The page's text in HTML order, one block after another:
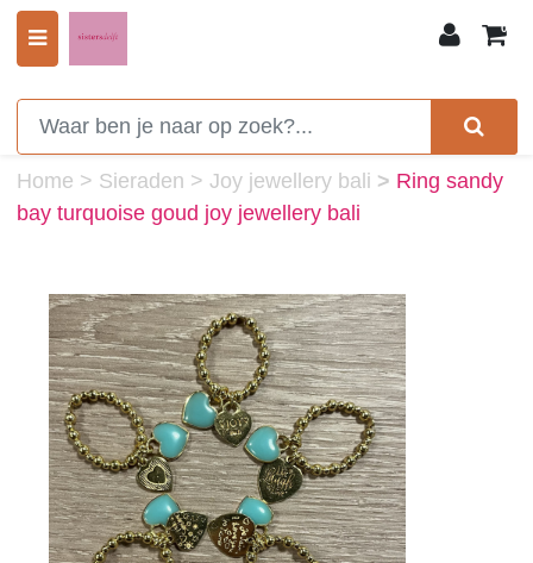
0
Home > Sieraden > Joy jewellery bali > Ring sandy
bay turquoise goud joy jewellery bali